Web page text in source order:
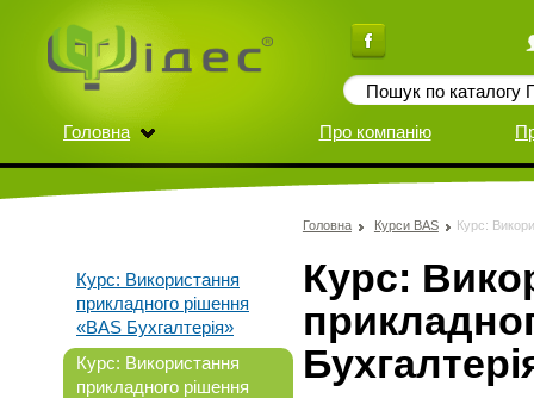
Головна Про компанію
Курс: Використання
прикладного рішення
«BAS Бухгалтерія»
Курс: Використання
прикладного рішення
Головна Курси BAS Курс:
Курс: